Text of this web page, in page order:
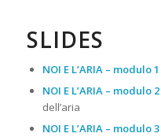
SLIDES
NOI E L’ARIA – modulo 1
NOI E L’ARIA – modulo 2
dell’aria
NOI E L’ARIA – modulo 3